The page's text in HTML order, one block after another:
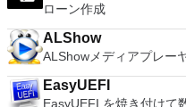
ローン作成
ALShow
ALShowメディアプレー
EasyUEFI
EasyUEFI を焼き付けて